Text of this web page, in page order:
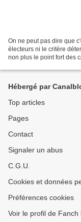
On ne peut pas dire que
électeurs ni le critère
non plus le point fort des
Hébergé par
Top articles
Pages
Contact
Signaler un abus
C.G.U.
Cookies et données
Préférences cookies
Voir le profil de